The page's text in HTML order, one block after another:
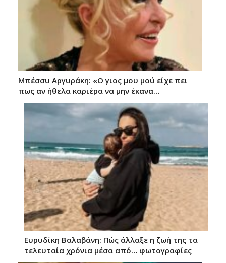
Μπέσσυ Αργυράκη: «Ο γιος μου μού είχε πει
πως αν ήθελα καριέρα να μην έκανα…
Ευρυδίκη Βαλαβάνη: Πώς άλλαξε η ζωή της τα
τελευταία χρόνια μέσα από… φωτογραφίες